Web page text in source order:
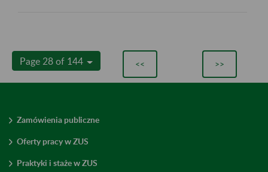
Page 28 of 144 << >>
Zamówienia publiczne
Oferty pracy w ZUS
Praktyki i staże w ZUS